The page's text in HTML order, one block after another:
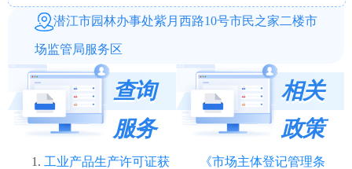
潜江市园林办事处紫月西路10号市民之家二楼市
场监管局服务区
查询
服务
1. 工业产品生产许可证获
相关
政策
《市场主体登记管理条